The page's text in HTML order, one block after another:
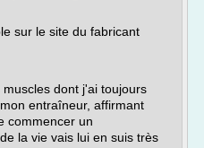
sur le site du fabricant
dont j'ai toujours
entraîneur, affirmant
commencer un
la vie vais lui en suis très